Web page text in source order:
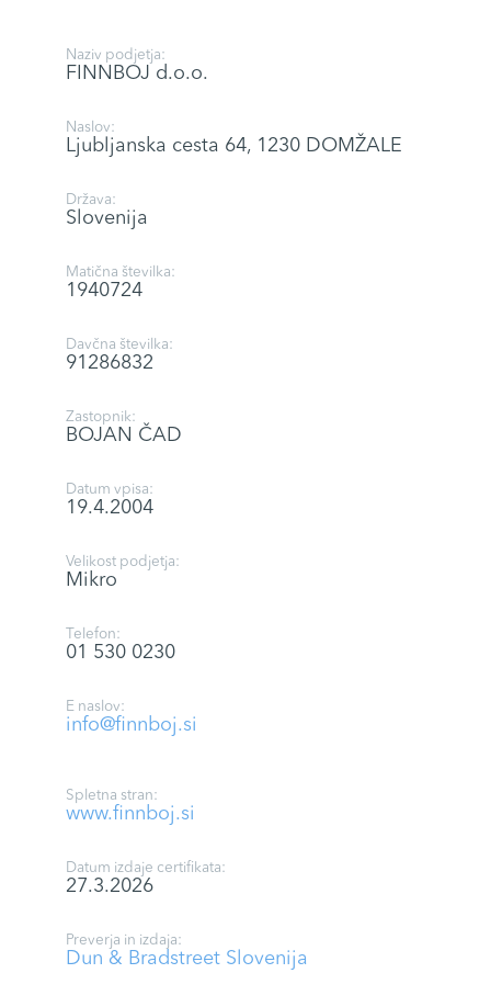
Naziv podjetja:
FINNBOJ d.o.o.
Naslov:
Ljubljanska cesta 64, 1230 DOMŽALE
Država:
Slovenija
Matična številka:
1940724
Davčna številka:
91286832
Zastopnik:
BOJAN ČAD
Datum vpisa:
19.4.2004
Velikost podjetja:
Mikro
Telefon:
01 530 0230
E naslov:
info@finnboj.si
Spletna stran:
www.finnboj.si
Datum izdaje certifikata:
27.3.2026
Preverja in izdaja:
Dun & Bradstreet Slovenija